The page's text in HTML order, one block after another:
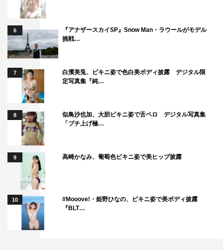
6
『アナザースカイSP』Snow Man・ラウールがモデル
挑戦…
7
白濱美兎、ビキニ姿で色白美ボディ披露 デジタル限
定写真集『純…
8
似鳥沙也加、大胆ビキニ姿で舌ペロ デジタル写真集
「ブチ上げ極…
9 高崎かなみ、葡萄色ビキニ姿で美ヒップ披露
10
#Mooove!・姫野ひなの、ビキニ姿で美ボディ披露
『BLT…